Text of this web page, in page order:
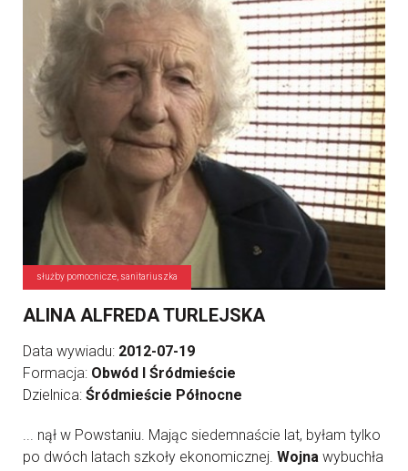
służby pomocnicze, sanitariuszka
ALINA ALFREDA TURLEJSKA
Data wywiadu: 2012-07-19
Formacja: Obwód I Śródmieście
Dzielnica: Śródmieście Północne
... nął w Powstaniu. Mając siedemnaście lat, byłam tylko
po dwóch latach szkoły ekonomicznej. Wojna wybuchła